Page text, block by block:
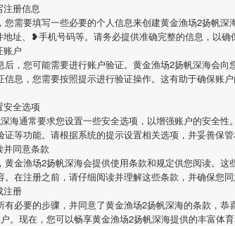
册信息
您需要填写一些必要的个人信息来创建黄金渔场2扬帆
址、❥手机号码等。请务必提供准确完整的信息，以确
账户
后，您可能需要进行账户验证。黄金渔场2扬帆深海会向
信息，您需要按照提示进行验证操作。这有助于确保账
全选项
海通常要求您设置一些安全选项，以增强账户的安全性
证等功能。请根据系统的提示设置相关选项，并妥善保管
同意条款
黄金渔场2扬帆深海会提供使用条款和规定供您阅读。
。在注册之前，请仔细阅读并理解这些条款，并确保您同
注册
有必要的步骤，并同意了黄金渔场2扬帆深海的条款，恭
。现在，您可以畅享黄金渔场2扬帆深海提供的丰富体